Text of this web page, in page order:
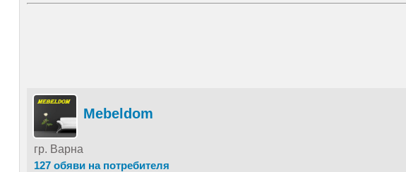
за гр. Варна доставка в сглобен вид до адрес (до входа на сградата)
олх, продавалник, olx, bg, базар, бг, bazar, ало, alo, prodavalnik
Mebeldom
гр. Варна
127 обяви на потребителя